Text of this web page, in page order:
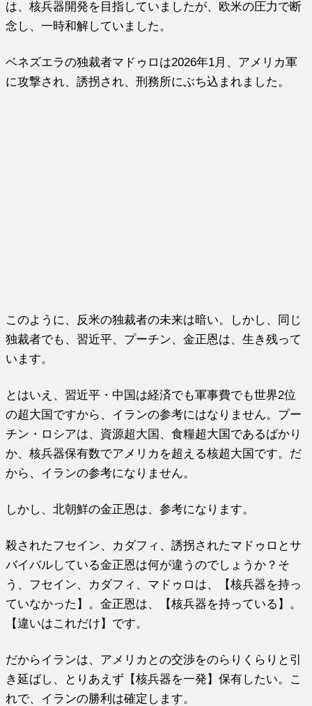
は、核兵器開発を目指していましたが、欧米の圧力で断
念し、一時和解していました。
ベネズエラの独裁者マドゥロは2026年1月、アメリカ軍
に攻撃され、誘拐され、刑務所にぶち込まれました。
このように、反米の独裁者の未来は暗い。しかし、同じ
独裁者でも、習近平、プーチン、金正恩は、生き残って
います。
とはいえ、習近平・中国は経済でも軍事費でも世界2位
の超大国ですから、イランの参考にはなりません。プー
チン・ロシアは、資源超大国、食糧超大国であるばかり
か、核兵器保有数でアメリカを超える核超大国です。だ
から、イランの参考になりません。
しかし、北朝鮮の金正恩は、参考になります。
殺されたフセイン、カダフィ、誘拐されたマドゥロとサ
バイバルしている金正恩は何が違うのでしょうか？そ
う、フセイン、カダフィ、マドゥロは、【核兵器を持っ
ていなかった】。金正恩は、【核兵器を持っている】。
【違いはこれだけ】です。
だからイランは、アメリカとの交渉をのらりくらりと引
き延ばし、とりあえず【核兵器を一発】保有したい。こ
れで、イランの勝利は確定します。